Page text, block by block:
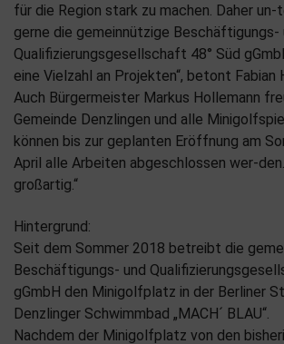
für die Region stark zu machen. Daher
gerne die gemeinnützige Beschäftigungs-
Qualifizierungsgesellschaft 48° Süd
eine Vielzahl an Projekten“, betont Fabian
Auch Bürgermeister Markus Hollemann
Gemeinde Denzlingen und alle
können bis zur geplanten Eröffnung am
April alle Arbeiten abgeschlossen wer-
großartig.“
Hintergrund:
Seit dem Sommer 2018 betreibt die
Beschäftigungs- und
gGmbH den Minigolfplatz in der Berliner
Denzlinger Schwimmbad „MACH´ BLAU“.
Nachdem der Minigolfplatz von den